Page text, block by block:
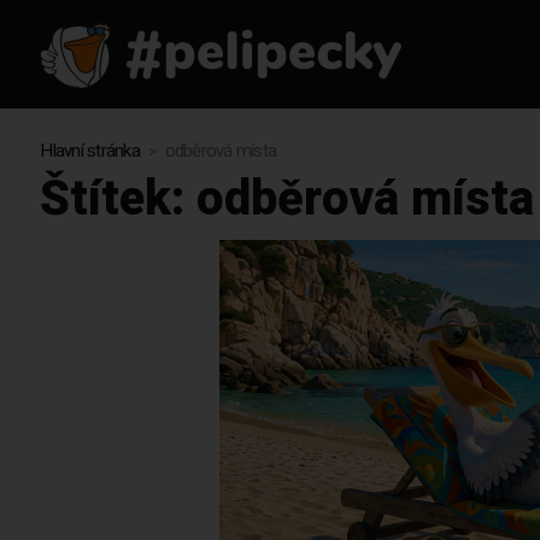
Hlavní stránka odběrová místa
Štítek: odběrová místa